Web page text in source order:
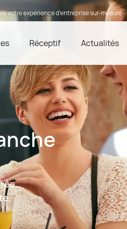
votre expérience d’entreprise sur-mesure -
Réceptif Actualités